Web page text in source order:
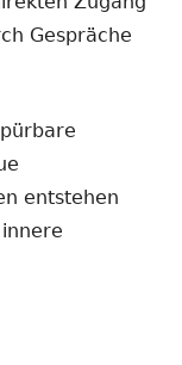
Gespräche
entstehen